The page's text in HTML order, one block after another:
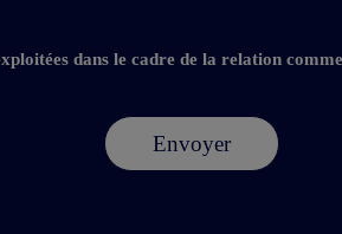
dans le cadre de la relation